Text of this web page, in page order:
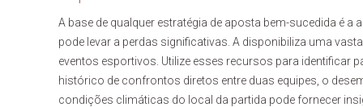
A base de qualquer estratégia de aposta bem-sucedida é
pode levar a perdas significativas. A disponibiliza uma
eventos esportivos. Utilize esses recursos para identificar
histórico de confrontos diretos entre duas equipes, o
condições climáticas do local da partida pode fornecer